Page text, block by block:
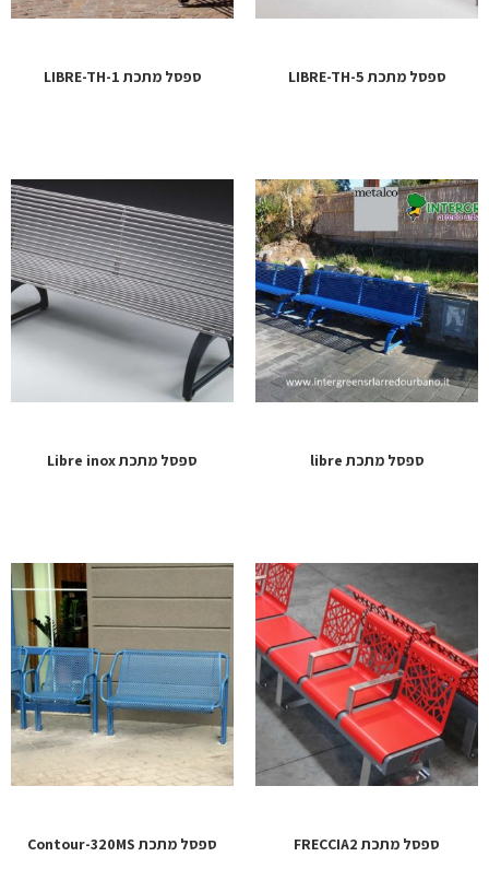
ספסל מתכת LIBRE-TH-5 ספסל מתכת LIBRE-TH-1
ספסל מתכת libre ספסל מתכת Libre inox
ספסל מתכת FRECCIA2 ספסל מתכת Contour-320MS